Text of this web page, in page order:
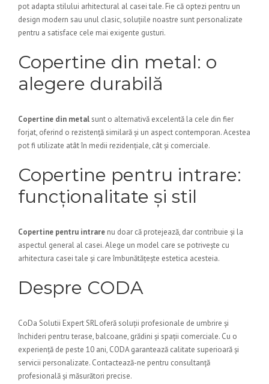
pot adapta stilului arhitectural al casei tale. Fie că optezi pentru un
design modern sau unul clasic, soluțiile noastre sunt personalizate
pentru a satisface cele mai exigente gusturi.
Copertine din metal: o
alegere durabilă
Copertine din metalsunt o alternativă excelentă la cele din fier
forjat, oferind o rezistență similară și un aspect contemporan. Acestea
pot fi utilizate atât în medii rezidențiale, cât și comerciale.
Copertine pentru intrare:
funcționalitate și stil
Copertine pentru intrare nu doar că protejează, dar contribuie și la
aspectul general al casei. Alege un model care se potrivește cu
arhitectura casei tale și care îmbunătățește estetica acesteia.
Despre CODA
CoDa Solutii Expert SRL oferă soluții profesionale de umbrire și
închideri pentru terase, balcoane, grădini și spații comerciale. Cu o
experiență de peste 10 ani, CODA garantează calitate superioară și
servicii personalizate. Contactează-ne pentru consultanță
profesională și măsurători precise.